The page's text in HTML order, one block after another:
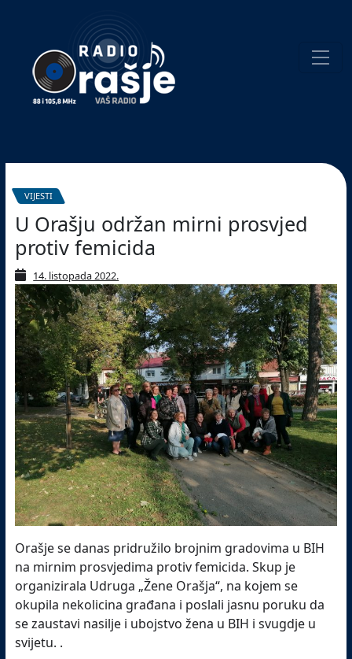
website!
VIJESTI
U Orašju održan mirni prosvjed
protiv femicida
14. listopada 2022.
Orašje se danas pridružilo brojnim gradovima u BIH
na mirnim prosvjedima protiv femicida. Skup je
organizirala Udruga „Žene Orašja“, na kojem se
okupila nekolicina građana i poslali jasnu poruku da
se zaustavi nasilje i ubojstvo žena u BIH i svugdje u
svijetu. .